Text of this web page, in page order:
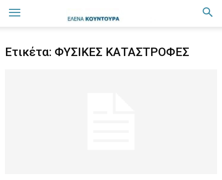
Ετικέτα: ΦΥΣΙΚΕΣ ΚΑΤΑΣΤΡΟΦΕΣ